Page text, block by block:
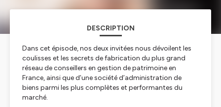
DESCRIPTION
Dans cet épisode, nos deux invitées nous dévoilent les
coulisses et les secrets de fabrication du plus grand
réseau de conseillers en gestion de patrimoine en
France, ainsi que d’une société d’administration de
biens parmi les plus complètes et performantes du
marché.